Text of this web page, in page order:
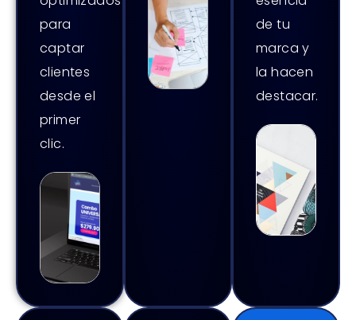
para
captar
clientes
desde el
primer
clic.
de tu
marca y
la hacen
destacar.